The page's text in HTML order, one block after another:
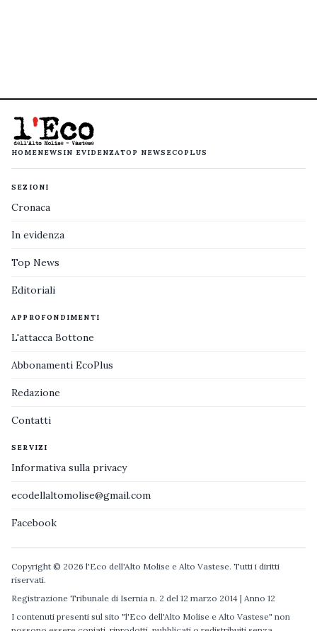
HOMENEWS IN EVIDENZATOP NEWS ECOPLUS
SEZIONI
Cronaca
In evidenza
Top News
Editoriali
APPROFONDIMENTI
L'attacca Bottone
Abbonamenti EcoPlus
Redazione
Contatti
SERVIZI
Informativa sulla privacy
ecodellaltomolise@gmail.com
Facebook
Copyright © 2026 l'Eco dell'Alto Molise e Alto Vastese. Tutti i diritti
riservati.
Registrazione Tribunale di Isernia n. 2 del 12 marzo 2014 | Anno 12
I contenuti presenti sul sito "l'Eco dell'Alto Molise e Alto Vastese" non